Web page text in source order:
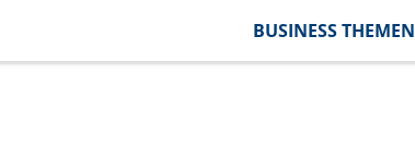
BUSINESS THEMEN